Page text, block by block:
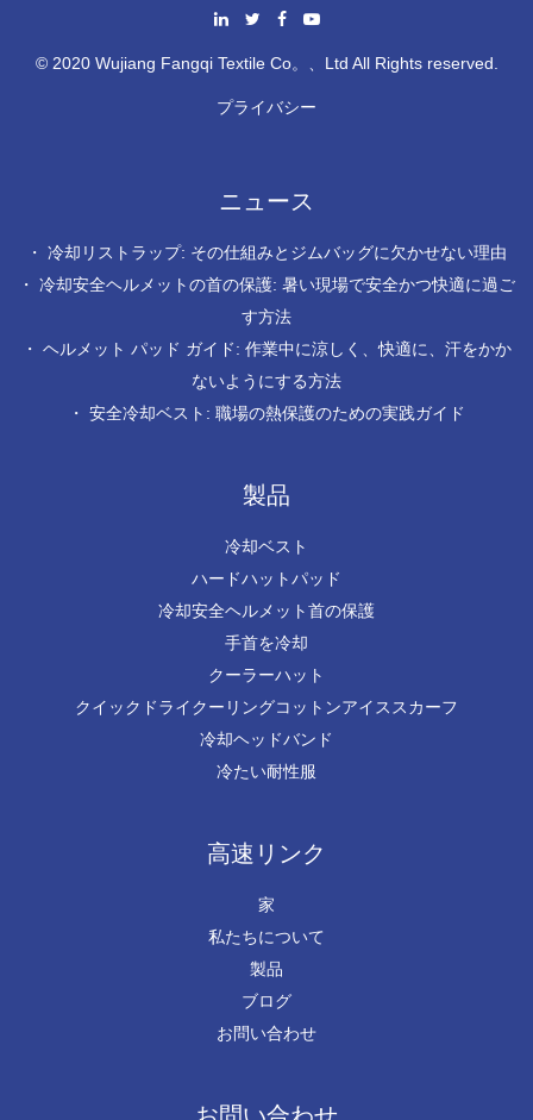
© 2020 Wujiang Fangqi Textile Co。、Ltd All Rights reserved.
プライバシー
ニュース
・ 冷却リストラップ: その仕組みとジムバッグに欠かせない理由
・ 冷却安全ヘルメットの首の保護: 暑い現場で安全かつ快適に過ご
す方法
・ ヘルメット パッド ガイド: 作業中に涼しく、快適に、汗をかか
ないようにする方法
・ 安全冷却ベスト: 職場の熱保護のための実践ガイド
製品
冷却ベスト
ハードハットパッド
冷却安全ヘルメット首の保護
手首を冷却
クーラーハット
クイックドライクーリングコットンアイススカーフ
冷却ヘッドバンド
冷たい耐性服
高速リンク
家
私たちについて
製品
ブログ
お問い合わせ